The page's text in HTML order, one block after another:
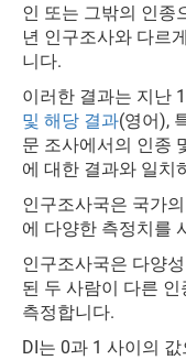
인 또는 그밖의 인종
년 인구조사와 다르
니다.
이러한 결과는 지난
및 해당 결과(영어),
문 조사에서의 인종
에 대한 결과와 일치
인구조사국은 국가의
에 다양한 측정치를
인구조사국은 다양
된 두 사람이 다른
측정합니다.
DI는 0과 1 사이의